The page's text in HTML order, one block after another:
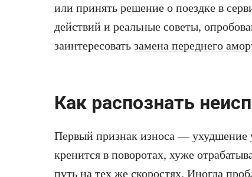
или принять решение о поездке в
действий и реальные советы,
заинтересовать замена переднего
Как распознать
Первый признак износа — ухудшение
кренится в поворотах, хуже
путь на тех же скоростях. Иногда